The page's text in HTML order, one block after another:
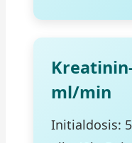
ml/min
Initialdosis: